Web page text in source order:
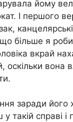
йому
І першого
більше я
вкрай наха
вона
заради
справі і